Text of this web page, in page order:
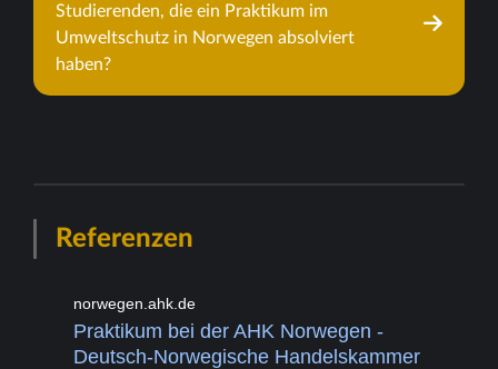
Studierenden, die ein Praktikum im
Umweltschutz in Norwegen absolviert
haben?
Referenzen
norwegen.ahk.de
Praktikum bei der AHK Norwegen -
Deutsch-Norwegische Handelskammer